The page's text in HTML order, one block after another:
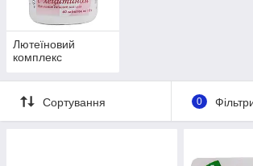
Лютеїновий
комплекс
Сортування 0